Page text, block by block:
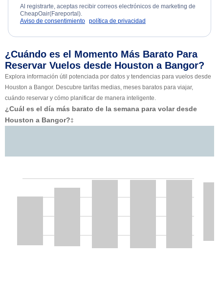
Al registrarte, aceptas recibir correos electrónicos de marketing de
CheapOair(Fareportal).
Aviso de consentimiento política de privacidad
¿Cuándo es el Momento Más Barato Para
Reservar Vuelos desde Houston a Bangor?
Explora información útil potenciada por datos y tendencias para vuelos desde
Houston a Bangor. Descubre tarifas medias, meses baratos para viajar,
cuándo reservar y cómo planificar de manera inteligente.
¿Cuál es el día más barato de la semana para volar desde
Houston a Bangor?‡